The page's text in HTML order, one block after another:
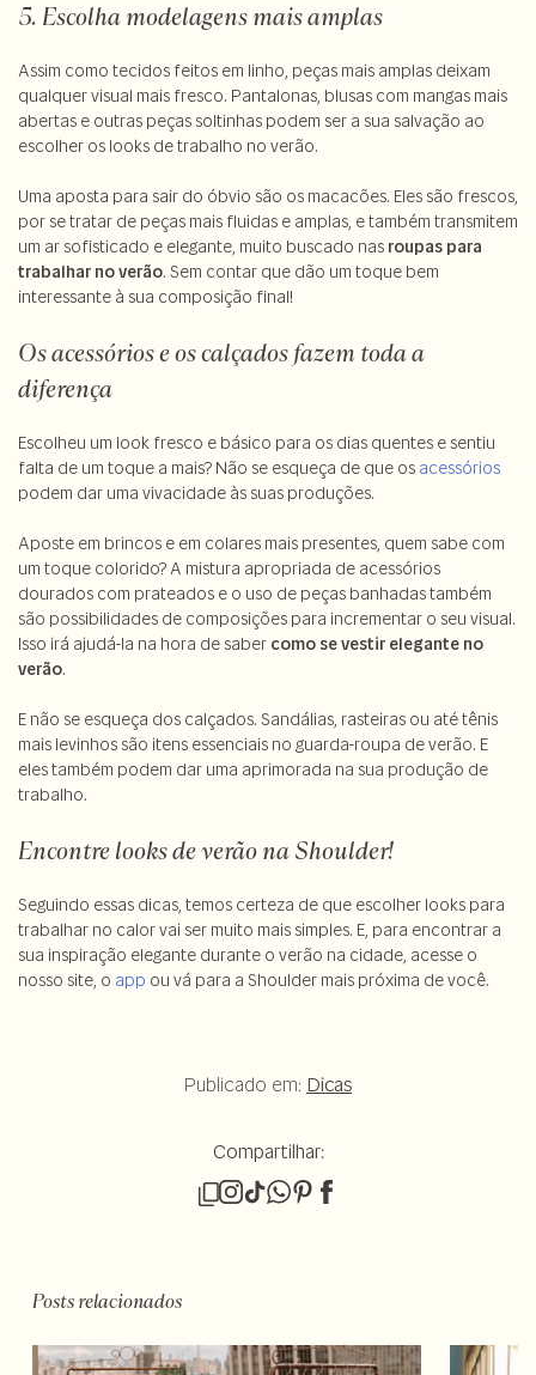
5. Escolha modelagens mais amplas
Assim como tecidos feitos em linho, peças mais amplas deixam
qualquer visual mais fresco. Pantalonas, blusas com mangas mais
abertas e outras peças soltinhas podem ser a sua salvação ao
escolher os looks de trabalho no verão.
Uma aposta para sair do óbvio são os macacões. Eles são frescos,
por se tratar de peças mais fluidas e amplas, e também transmitem
um ar sofisticado e elegante, muito buscado nas roupas para
trabalhar no verão. Sem contar que dão um toque bem
interessante à sua composição final!
Os acessórios e os calçados fazem toda a
diferença
Escolheu um look fresco e básico para os dias quentes e sentiu
falta de um toque a mais? Não se esqueça de que os acessórios
podem dar uma vivacidade às suas produções.
Aposte em brincos e em colares mais presentes, quem sabe com
um toque colorido? A mistura apropriada de acessórios
dourados com prateados e o uso de peças banhadas também
são possibilidades de composições para incrementar o seu visual.
Isso irá ajudá-la na hora de saber como se vestir elegante no
verão.
E não se esqueça dos calçados. Sandálias, rasteiras ou até tênis
mais levinhos são itens essenciais no guarda-roupa de verão. E
eles também podem dar uma aprimorada na sua produção de
trabalho.
Encontre looks de verão na Shoulder!
Seguindo essas dicas, temos certeza de que escolher looks para
trabalhar no calor vai ser muito mais simples. E, para encontrar a
sua inspiração elegante durante o verão na cidade, acesse o
nosso site, o app ou vá para a Shoulder mais próxima de você.
Publicado em: Dicas
Compartilhar:
Posts relacionados